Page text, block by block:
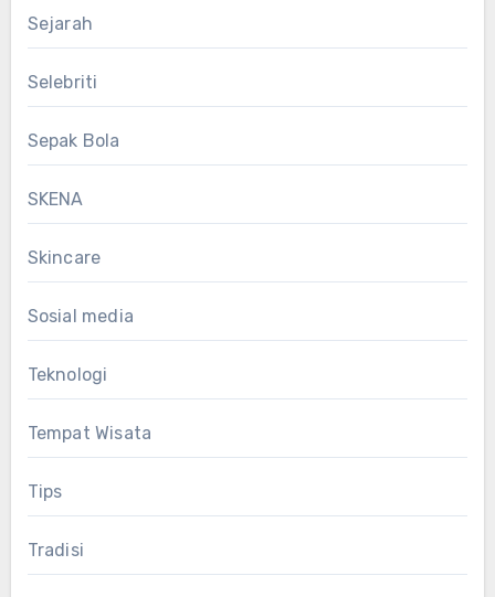
Sejarah
Selebriti
Sepak Bola
SKENA
Skincare
Sosial media
Teknologi
Tempat Wisata
Tips
Tradisi